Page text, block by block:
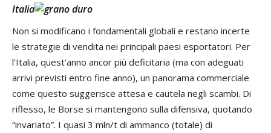
Italia
Non si modificano i fondamentali globali e restano incerte
le strategie di vendita nei principali paesi esportatori. Per
l’Italia, quest’anno ancor più deficitaria (ma con adeguati
arrivi previsti entro fine anno), un panorama commerciale
come questo suggerisce attesa e cautela negli scambi. Di
riflesso, le Borse si mantengono sulla difensiva, quotando
“invariato”. I quasi 3 mln/t di ammanco (totale) di